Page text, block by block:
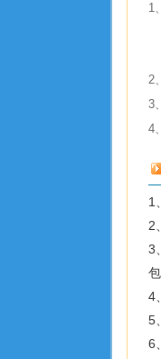
1
2
3
4
1
2
3
4
5
6